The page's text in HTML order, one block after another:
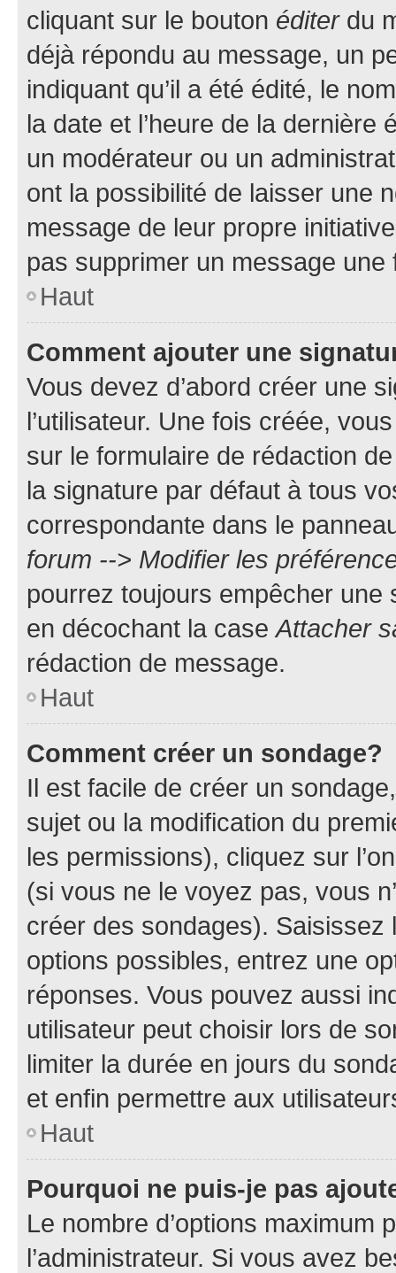
cliquant sur le bouton éditerdu
déjà répondu au message, un
indiquant qu’il a été édité, le
la date et l’heure de la dernière
un modérateur ou un
ont la possibilité de laisser une
message de leur propre
pas supprimer un message une
Haut
Comment ajouter une
Vous devez d’abord créer une
l’utilisateur. Une fois créée,
sur le formulaire de rédaction
la signature par défaut à tous
correspondante dans le
forum --> Modifier les
pourrez toujours empêcher une
en décochant la caseAttacher
rédaction de message.
Haut
Comment créer un sondage?
Il est facile de créer un
sujet ou la modification du
les permissions), cliquez sur
(si vous ne le voyez pas, vous
créer des sondages).
options possibles, entrez une
réponses. Vous pouvez aussi
utilisateur peut choisir lors de
limiter la durée en jours du
et enfin permettre aux
Haut
Pourquoi ne puis-je pas
Le nombre d’options maximum
l’administrateur. Si vous avez